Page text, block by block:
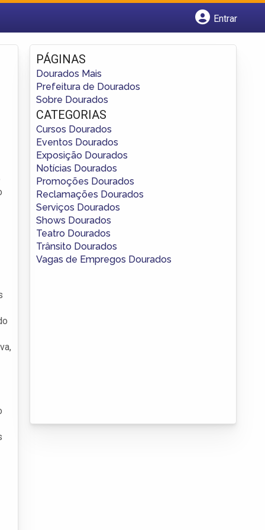
Entrar
Fazer login
Criar conta
PÁGINAS
Dourados Mais
Prefeitura de Dourados
Sobre Dourados
CATEGORIAS
Cursos Dourados
Eventos Dourados
Exposição Dourados
Notícias Dourados
Promoções Dourados
Reclamações Dourados
Serviços Dourados
Shows Dourados
Teatro Dourados
Trânsito Dourados
Vagas de Empregos Dourados